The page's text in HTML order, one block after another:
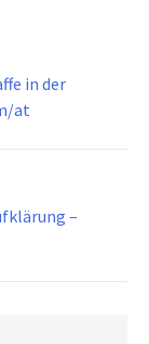
in der
at
–